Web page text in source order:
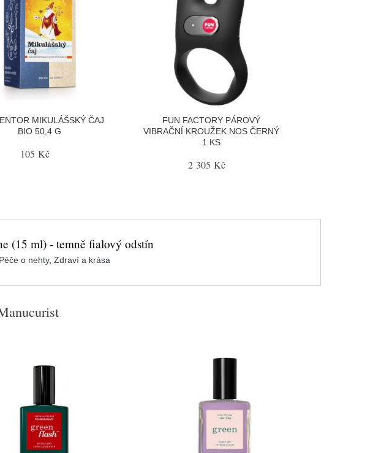
MIKULÁŠSKÝ ČAJ
BIO 50,4 G
105 Kč
FUN FACTORY PÁROVÝ
VIBRAČNÍ KROUŽEK NOS ČERNÝ
1 KS
2 305 Kč
(15 ml) - temně fialový odstín
Péče o nehty, Zdraví a krása